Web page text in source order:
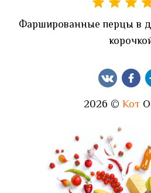
Фаршированные перцы в
2026 © Кот